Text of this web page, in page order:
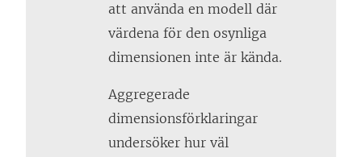
att använda en modell där
värdena för den osynliga
dimensionen inte är kända.
Aggregerade
dimensionsförklaringar
undersöker hur väl